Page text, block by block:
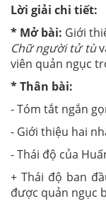
Lời giải chi tiết:
* Mở bài: Giới
Chữ người tử tù
viên quản ngục
* Thân bài:
- Tóm tắt ngắn
- Giới thiệu hai
- Thái độ của
+ Thái độ ban
được quản ngục